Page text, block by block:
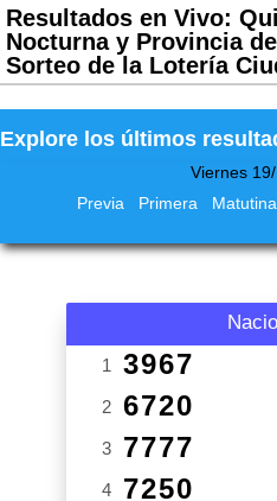
Resultados en Vivo:
Nocturna y Provincia
Sorteo de la Lotería
Explore los últimos
Viernes
Previa
Primera Matutina
1 3967
2 6720
3 7777
4 7250